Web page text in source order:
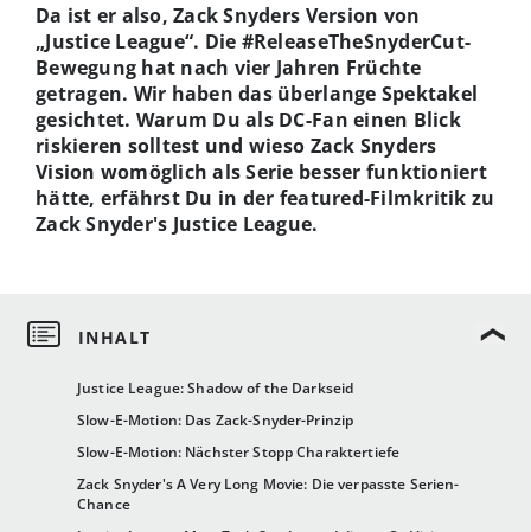
Justice League: Shadow of the Darkseid
Slow-E-Motion: Das Zack-Snyder-Prinzip
Slow-E-Motion: Nächster Stopp Charaktertiefe
Zack Snyder's A Very Long Movie: Die verpasste Serien-
Chance
Da ist er also, Zack Snyders Version von
„Justice League“. Die #ReleaseTheSnyderCut-
Bewegung hat nach vier Jahren Früchte
getragen. Wir haben das überlange Spektakel
gesichtet. Warum Du als DC-Fan einen Blick
riskieren solltest und wieso Zack Snyders
Vision womöglich als Serie besser funktioniert
hätte, erfährst Du in der featured-Filmkritik zu
Zack Snyder's Justice League.